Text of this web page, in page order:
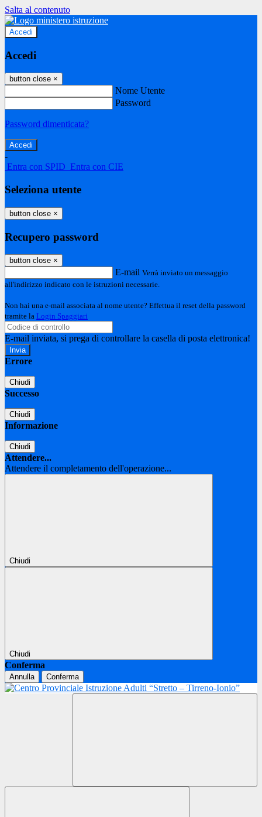
Salta al contenuto
Accedi
Accedi
button close ×
Nome Utente
Password
Password dimenticata?
-
Entra con SPID Entra con CIE
Seleziona utente
button close ×
Recupero password
button close ×
E-mail Verrà inviato un messaggio
all'indirizzo indicato con le istruzioni necessarie.
Non hai una e-mail associata al nome utente? Effettua il reset della password
tramite la Login Spaggiari
E-mail inviata, si prega di controllare la casella di posta elettronica!
Errore
Chiudi
Successo
Chiudi
Informazione
Chiudi
Attendere...
Attendere il completamento dell'operazione...
Chiudi
Chiudi
Conferma
Annulla Conferma